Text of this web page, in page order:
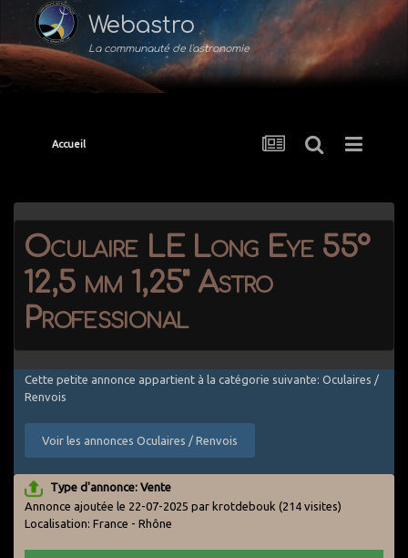
Webastro
La communauté de l'astronomie
Accueil
Oculaire LE Long Eye 55°
12,5 mm 1,25" Astro
Professional
Cette petite annonce appartient à la catégorie suivante: Oculaires /
Renvois
Voir les annonces Oculaires / Renvois
Type d'annonce: Vente
Annonce ajoutée le 22-07-2025 par krotdebouk (214 visites)
Localisation: France - Rhône